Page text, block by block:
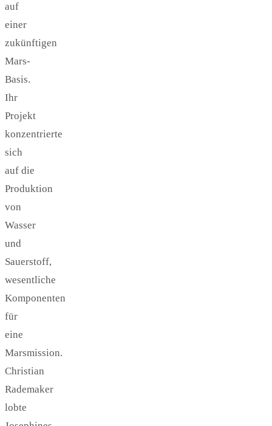
auf
einer
zukünftigen
Mars-
Basis.
Ihr
Projekt
konzentrierte
sich
auf die
Produktion
von
Wasser
und
Sauerstoff,
wesentliche
Komponenten
für
eine
Marsmission.
Christian
Rademaker
lobte